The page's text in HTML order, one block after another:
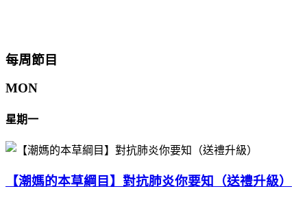
每周節目
MON
星期一
【潮媽的本草綱目】對抗肺炎你要知（送禮升級）